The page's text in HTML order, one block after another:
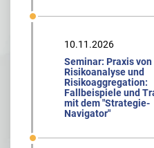
10.11.2026
Seminar: Praxis von
Risikoanalyse und
Risikoaggregation:
Fallbeispiele und
mit dem "Strategie-
Navigator"